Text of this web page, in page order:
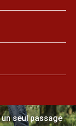
seul passage